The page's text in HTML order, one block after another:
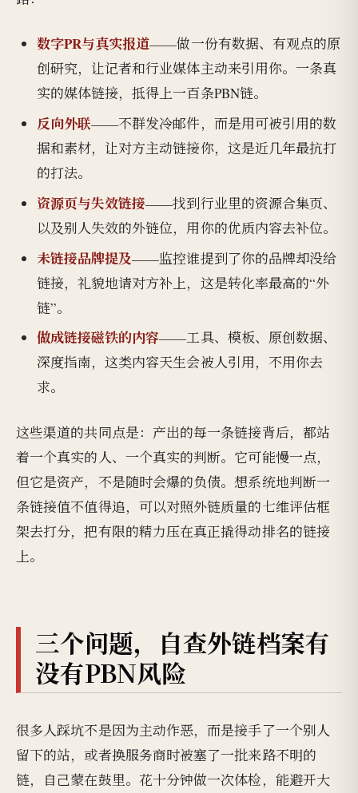
数字PR与真实报道——做一份有数据、有观点的原
创研究，让记者和行业媒体主动来引用你。一条真
实的媒体链接，抵得上一百条PBN链。
反向外联——不群发冷邮件，而是用可被引用的数
据和素材，让对方主动链接你，这是近几年最抗打
的打法。
资源页与失效链接——找到行业里的资源合集页、
以及别人失效的外链位，用你的优质内容去补位。
未链接品牌提及——监控谁提到了你的品牌却没给
链接，礼貌地请对方补上，这是转化率最高的“外
链”。
做成链接磁铁的内容——工具、模板、原创数据、
深度指南，这类内容天生会被人引用，不用你去
求。
这些渠道的共同点是：产出的每一条链接背后，都站
着一个真实的人、一个真实的判断。它可能慢一点，
但它是资产，不是随时会爆的负债。想系统地判断一
条链接值不值得追，可以对照外链质量的七维评估框
架去打分，把有限的精力压在真正撬得动排名的链接
上。
三个问题，自查外链档案有
没有PBN风险
很多人踩坑不是因为主动作恶，而是接手了一个别人
留下的站，或者换服务商时被塞了一批来路不明的
链，自己蒙在鼓里。花十分钟做一次体检，能避开大